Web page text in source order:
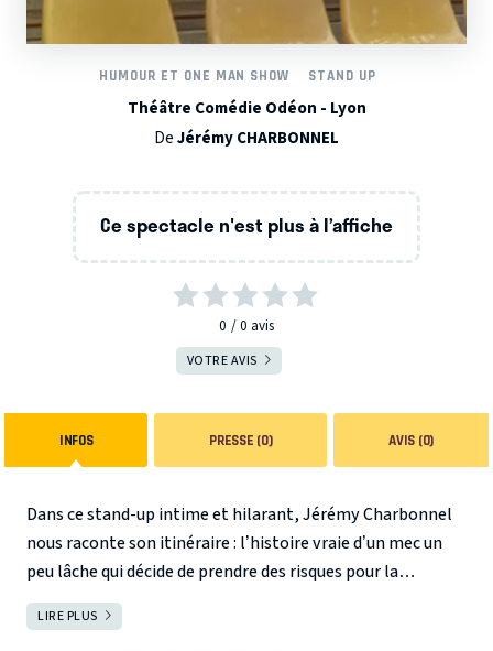
HUMOUR ET ONE MAN SHOW STAND UP
Théâtre Comédie Odéon - Lyon
DeJérémy CHARBONNEL
Ce spectacle n'est plus à l’affiche
0 0 avis
VOTRE AVIS
INFOS PRESSE (0) AVIS (0)
Dans ce stand-up intime et hilarant, Jérémy Charbonnel
nous raconte son itinéraire : l’histoire vraie d’un mec un
peu lâche qui décide de prendre des risques pour la
première fois de sa vie !
avec une narcotrafiquante… Jérémy Charbonnel ne
LIRE PLUS